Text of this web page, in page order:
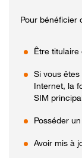
Pour bénéficier
Être
Si vous
Internet, la
SIM
Posséder
Avoir mis à